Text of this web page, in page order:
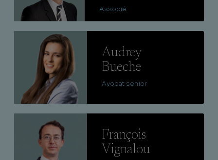
Associé
Audrey
Bueche
Avocat senior
François
Vignalou